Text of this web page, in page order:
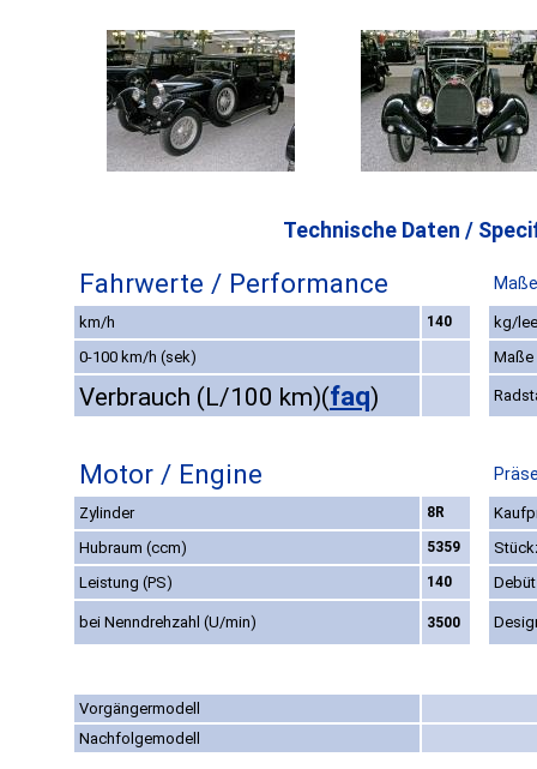
Technische Daten /
Fahrwerte / Performance
km/h 140
kg/
0-100 km/h (sek)
Maße
Verbrauch (L/100 km)(faq)
Motor / Engine
Zylinder 8R
Hubraum (ccm)
5359
Leistung (PS)
140 Debüt
bei Nenndrehzahl (U/min) 3500
Vorgängermodell
Nachfolgemodell